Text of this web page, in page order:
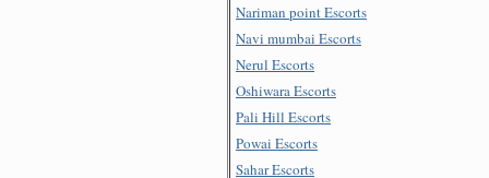
Nariman point Escorts
Navi mumbai Escorts
Nerul Escorts
Oshiwara Escorts
Pali Hill Escorts
Powai Escorts
Sahar Escorts